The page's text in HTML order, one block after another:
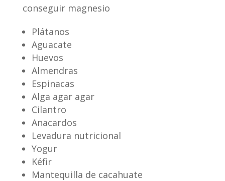
conseguir magnesio
Plátanos
Aguacate
Huevos
Almendras
Espinacas
Alga agar agar
Cilantro
Anacardos
Levadura nutricional
Yogur
Kéfir
Mantequilla de cacahuate